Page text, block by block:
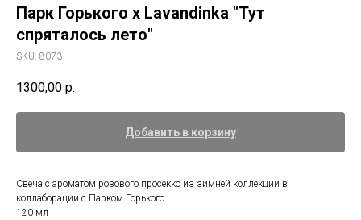
Парк Горького х Lavandinka "Тут
спряталось лето"
SKU: 8073
1300,00 р.
Добавить в корзину
Свеча с ароматом розового просекко из зимней коллекции в
коллаборации с Парком Горького
120 мл